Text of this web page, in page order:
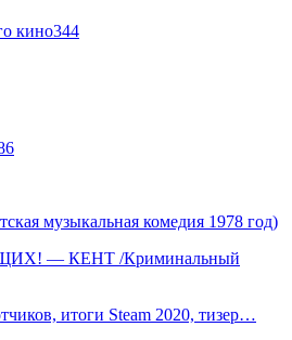
кино344
музыкальная комедия 1978 год)
— КЕНТ /Криминальный
итоги Steam 2020, тизер…